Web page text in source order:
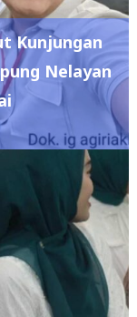
Nelayan
Ekonomi